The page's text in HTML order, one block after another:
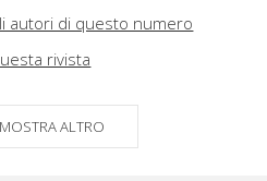
autori di questo numero
rivista
MOSTRA ALTRO